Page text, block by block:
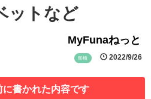
ットなど
MyFunaねっと
船橋 2022/9/26
に書かれた内容です